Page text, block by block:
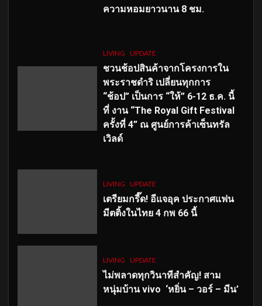
ความหอมยาวนาน 8 ชม.
LIVING UPDATE
ชวนช้อปสินค้าจากโครงการใน
พระราชดำริ เปลี่ยนทุกการ
“ช้อป” เป็นการ “ให้” 6-12 ธ.ค. นี้
ที่ งาน “The Royal Gift Festival
ครั้งที่ 4” ณ ศูนย์การค้าเซ็นทรัล
เวิลด์
LIVING UPDATE
เตรียมกรี๊ด! อีแจอุค ประกาศแฟน
มีตติ้งในไทย 4 กพ 66 นี้
LIVING UPDATE
ไม่พลาดทุกวินาทีสำคัญ! สาม
หนุ่มบ้าน vivo ‘หยิ่น – วอร์ – มีน’